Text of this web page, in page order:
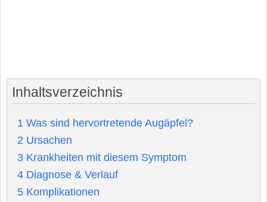
Inhaltsverzeichnis
1 Was sind hervortretende Augäpfel?
2 Ursachen
3 Krankheiten mit diesem Symptom
4 Diagnose & Verlauf
5 Komplikationen